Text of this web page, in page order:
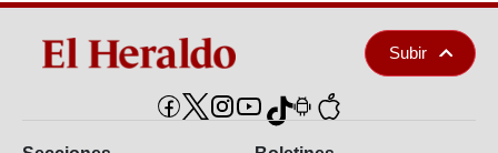
Subir